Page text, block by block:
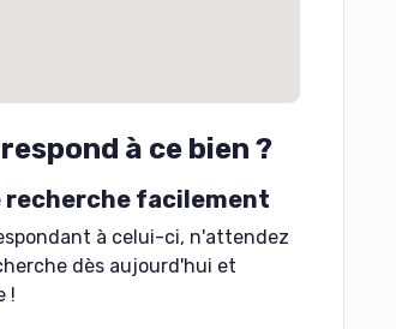
à ce bien ?
recherche facilement
à celui-ci, n'attendez
dès aujourd'hui et
!